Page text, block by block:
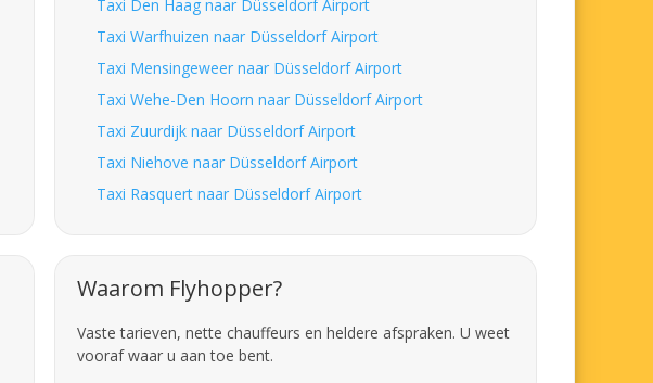
Taxi Den Haag naar Düsseldorf Airport
Taxi Warfhuizen naar Düsseldorf Airport
Taxi Mensingeweer naar Düsseldorf Airport
Taxi Wehe-Den Hoorn naar Düsseldorf Airport
Taxi Zuurdijk naar Düsseldorf Airport
Taxi Niehove naar Düsseldorf Airport
Taxi Rasquert naar Düsseldorf Airport
Waarom Flyhopper?
Vaste tarieven, nette chauffeurs en heldere afspraken. U weet
vooraf waar u aan toe bent.